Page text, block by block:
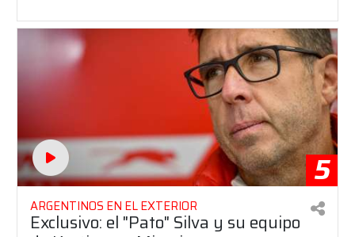
5
ARGENTINOS EN EL EXTERIOR
Exclusivo: el "Pato" Silva y su equipo